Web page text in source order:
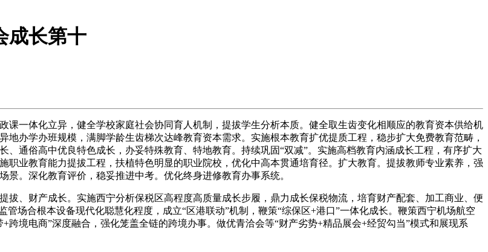
成长第十
一体化立异，健全学校家庭社会协同育人机制，提拔学生分析本质。健全取生齿变化相顺应的教育资本供给机
办学办班规模，满脚学龄生齿梯次达峰教育资本需求。实施根本教育扩优提质工程，稳步扩大免费教育范畴，
通俗高中优良特色成长，办妥特殊教育、特地教育。持续巩固“双减”。实施高档教育内涵成长工程，有序扩大
业教育能力提拔工程，扶植特色明显的职业院校，优化中高本贯通培育径。扩大教育。提拔教师专业素养，强
。深化教育评价，稳妥推进中考。优化终身进修教育办事系统。
、财产成长。实施西宁分析保税区高程度高质量成长步履，鼎力成长保税物流，培育财产配套、加工商业、便
场合根本设备现代化聪慧化程度，成立“区港联动”机制，鞭策“综保区+港口”一体化成长。鞭策西宁机场航空
境电商”深度融合，强化笼盖全链的跨境办事。做优青洽会等“财产劣势+精品展会+经贸勾当”模式和展现系